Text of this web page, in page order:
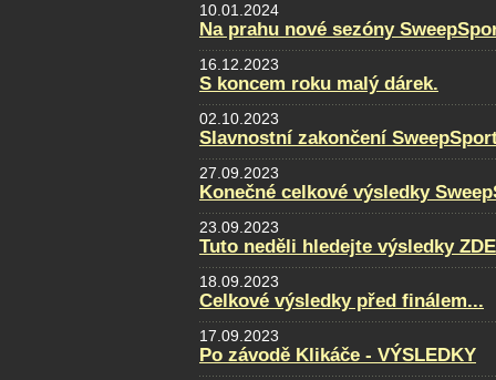
10.01.2024
Na prahu nové sezóny
16.12.2023
S koncem roku malý dárek.
02.10.2023
Slavnostní zakončení
27.09.2023
Konečné celkové výsledky
23.09.2023
Tuto neděli hledejte výsledky
18.09.2023
Celkové výsledky před finálem...
17.09.2023
Po závodě Klikáče - VÝSLEDKY